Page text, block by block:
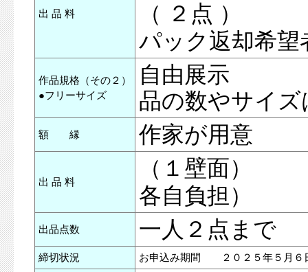
出 品 料
（ ２点 ）
パック返却希望
作品規格（その２）
●フリーサイズ
自由展示 ６
品の数やサイ
額 縁 作家が用意
出 品 料
（１壁面）
各自負担）
出品点数 一人２点まで
締切状況 お申込み期間 ２０２５年５月６